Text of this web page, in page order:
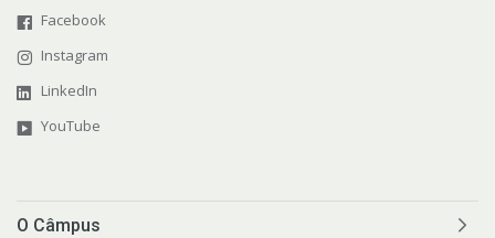
Facebook
Instagram
LinkedIn
YouTube
O Câmpus